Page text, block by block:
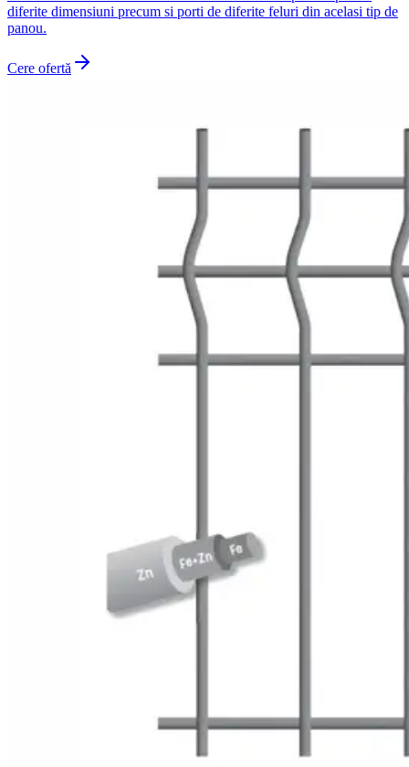
diferite dimensiuni precum si porti de diferite feluri din acelasi tip de
panou.
Cere ofertă